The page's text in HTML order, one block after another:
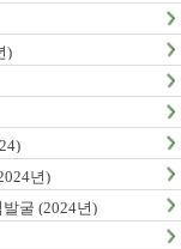
)
년)
굴 (2024년)